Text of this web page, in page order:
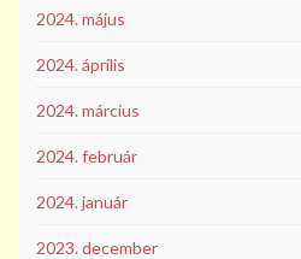
2024. május
2024. április
2024. március
2024. február
2024. január
2023. december